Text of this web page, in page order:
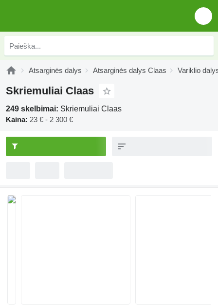
Atsarginės dalys Atsarginės dalys Claas Variklio
Skriemuliai Claas
249 skelbimai: Skriemuliai Claas
Kaina: 23 € - 2 300 €